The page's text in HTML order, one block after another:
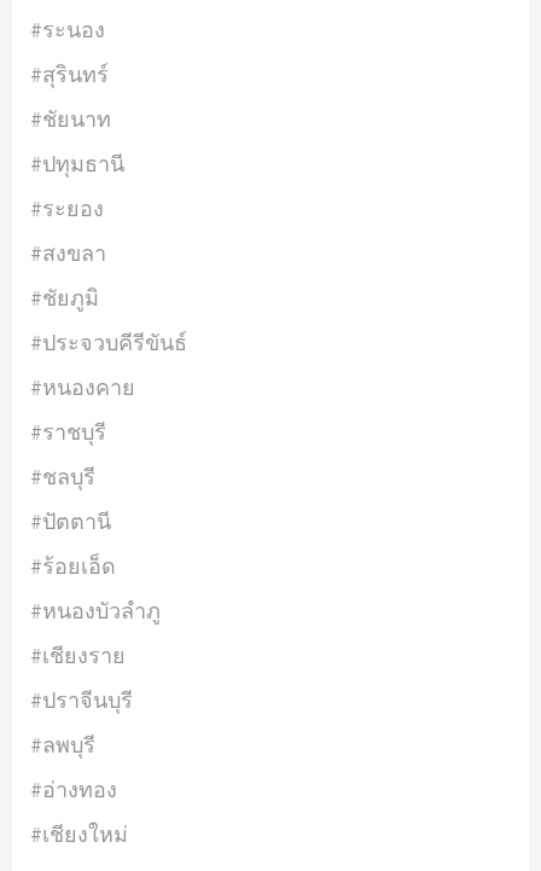
#ระนอง
#สุรินทร์
#ชัยนาท
#ปทุมธานี
#ระยอง
#สงขลา
#ชัยภูมิ
#ประจวบคีรีขันธ์
#หนองคาย
#ราชบุรี
#ชลบุรี
#ปัตตานี
#ร้อยเอ็ด
#หนองบัวลำภู
#เชียงราย
#ปราจีนบุรี
#ลพบุรี
#อ่างทอง
#เชียงใหม่